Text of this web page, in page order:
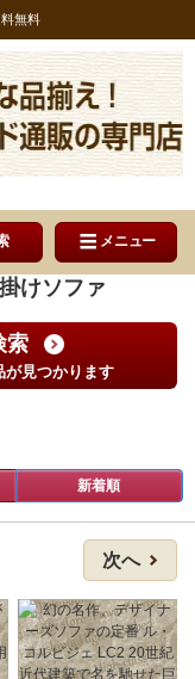
無料
メニュー
けソファ
索
が見つかります
新着順
次へ